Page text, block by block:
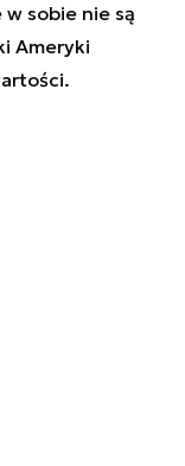
sobie nie są
Ameryki